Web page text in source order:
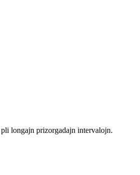
longajn prizorgadajn intervalojn.